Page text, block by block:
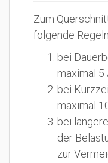
Zum
folgende
bei
maximal 5
bei
maximal
bei
der
zur